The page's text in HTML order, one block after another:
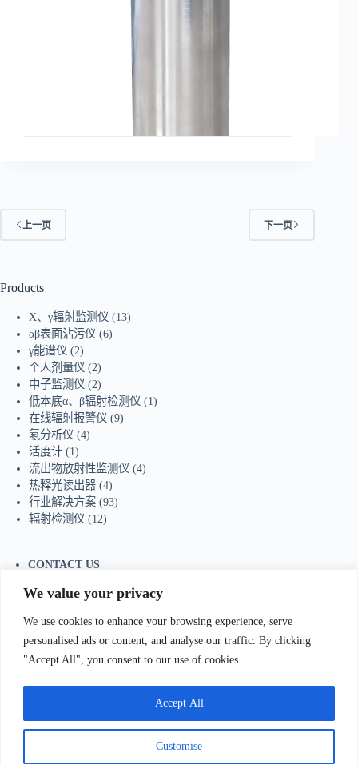
We value your privacy
We use cookies to enhance your browsing experience, serve
personalised ads or content, and analyse our traffic. By clicking
"Accept All", you consent to our use of cookies.
Customise
Accept All
上一页 下一页
Products
X、γ辐射监测仪 (13)
αβ表面沾污仪 (6)
γ能谱仪 (2)
个人剂量仪 (2)
中子监测仪 (2)
低本底α、β辐射检测仪 (1)
在线辐射报警仪 (9)
氡分析仪 (4)
活度计 (1)
流出物放射性监测仪 (4)
热释光读出器 (4)
行业解决方案 (93)
辐射检测仪 (12)
CONTACT US
Mobile/Wechat：+86-18129873251
E-mail:sales@ydhjkj.cn
我们Contact Us:电话(Tel)：+86-0755-23736433;手机
（Wechat）;Email:sales@ydhjkj.cn;Whatsapp:+44-
Suite 517, Block A, Jiada R&D